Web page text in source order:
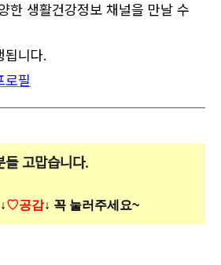
한 생활건강정보 채널을 만날 수
됩니다.
로필
들 고맙습니다.
♡공감↓ 꼭 눌러주세요~